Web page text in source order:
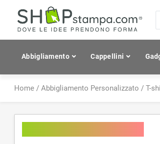
Abbigliamento Cappellini
Home / Abbigliamento Personalizzato / T-